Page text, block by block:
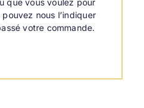
que vous voulez pour
nous l’indiquer
votre commande.